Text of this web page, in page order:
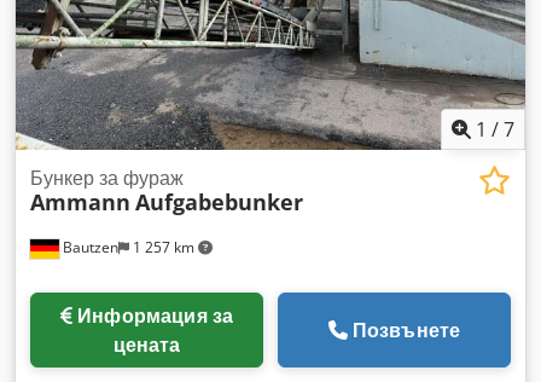
1 /7
Bautzen 1 257 km
Бункер за фураж
Ammann Aufgabebunker
Информация за
цената
Позвънете